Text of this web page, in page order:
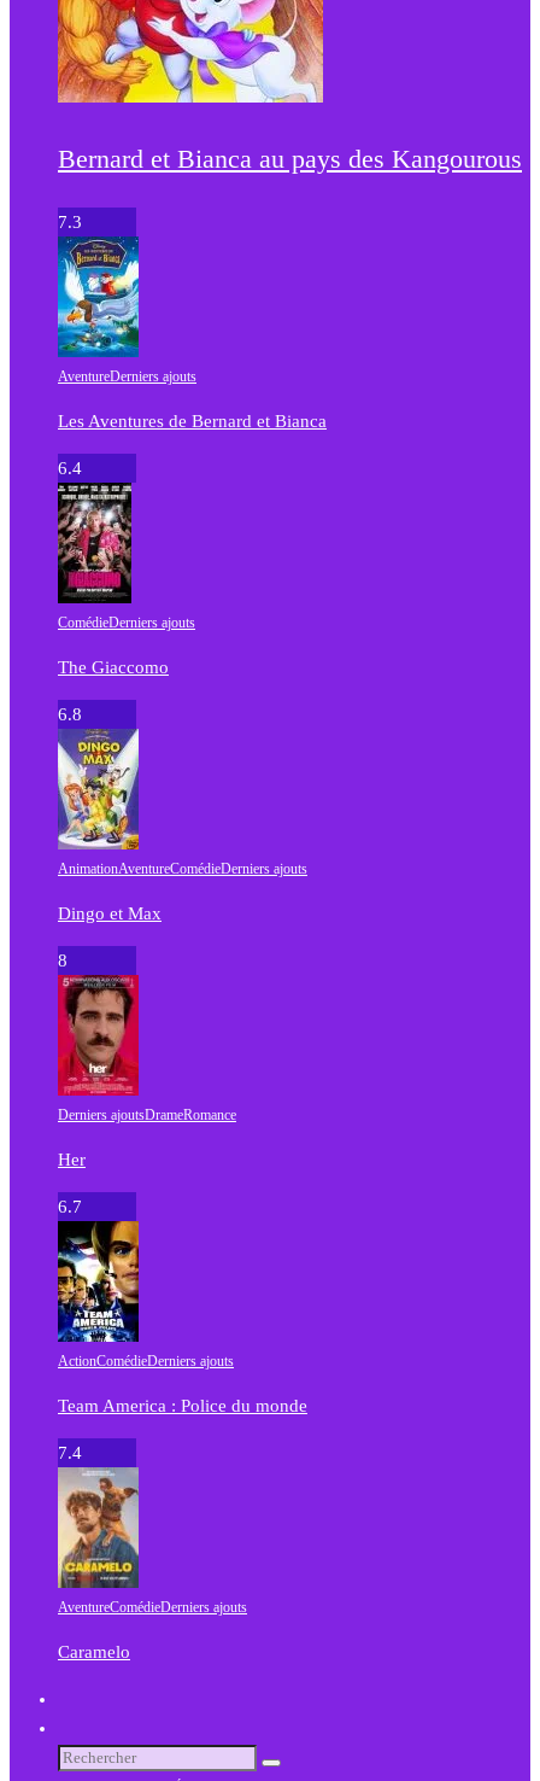
Bernard et Bianca au pays des Kangourous
7.3
AventureDerniers ajouts
Les Aventures de Bernard et Bianca
6.4
ComédieDerniers ajouts
The Giaccomo
6.8
AnimationAventureComédieDerniers ajouts
Dingo et Max
8
Derniers ajoutsDrameRomance
Her
6.7
ActionComédieDerniers ajouts
Team America : Police du monde
7.4
AventureComédieDerniers ajouts
Caramelo